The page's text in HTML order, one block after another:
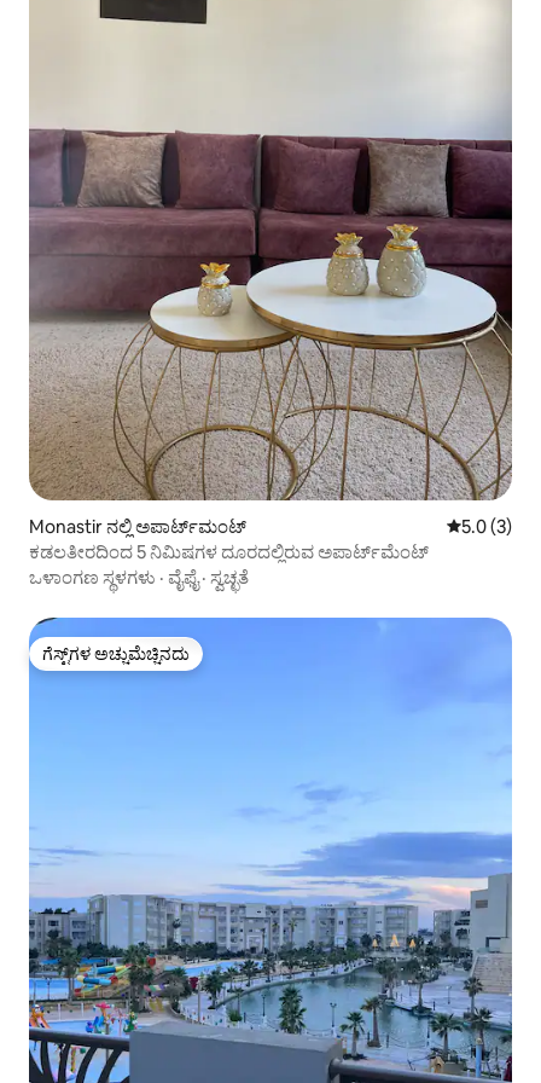
Monastir ನಲ್ಲಿ ಅಪಾರ್ಟ್‌ಮಂಟ್ 5 ರಲ್ಲಿ 5.0
5.0 (3)
ಕಡಲತೀರದಿಂದ 5 ನಿಮಿಷಗಳ ದೂರದಲ್ಲಿರುವ ಅಪಾರ್ಟ್‌ಮೆಂಟ್
ಒಳಾಂಗಣ ಸ್ಥಳಗಳು · ವೈಫೈ· ಸ್ವಚ್ಛತೆ
ಗೆಸ್ಟ್‌ಗಳ ಅಚ್ಚುಮೆಚ್ಚಿನದು
ಗೆಸ್ಟ್‌ಗಳ ಅಚ್ಚುಮೆಚ್ಚಿನದು